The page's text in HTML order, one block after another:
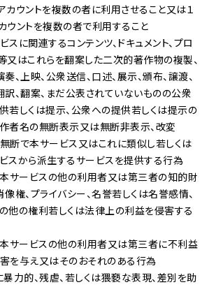
アカウントを複数の者に利用させること又は１
ウントを複数の者で利用すること
ビスに関連するコンテンツ、ドキュメント、プロ
又はこれらを翻案した二次的著作物の複製、
奏、上映、公衆送信、口述、展示、頒布、譲渡、
訳、翻案、まだ公表されていないものの公衆
若しくは提示、公衆への提供若しくは提示の
者名の無断表示又は無断非表示、改変
無断で本サービス又はこれに類似し若しくは
スから派生するサービスを提供する行為
本サービスの他の利用者又は第三者の知的財
像権、プライバシー、名誉若しくは名誉感情、
他の権利若しくは法律上の利益を侵害する
本サービスの他の利用者又は第三者に不利益
を与え又はそのおそれのある行為
暴力的、残虐、若しくは猥褻な表現、差別を助